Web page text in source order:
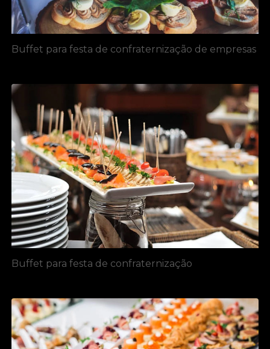
Buffet para festa de confraternização de empresas
Buffet para festa de confraternização